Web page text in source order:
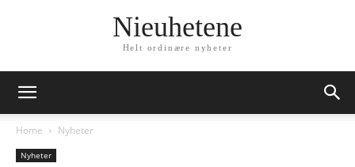
Nieuhetene
Helt ordinære nyheter
Home Nyheter
Nyheter